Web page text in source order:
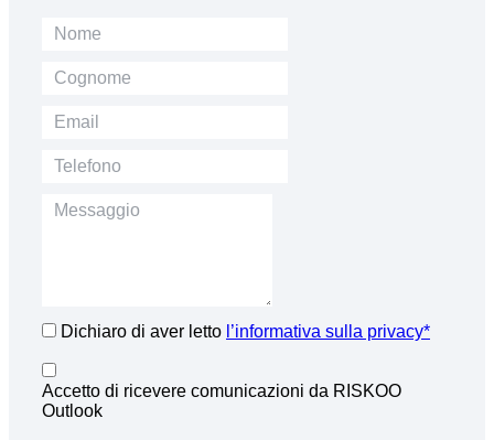
Dichiaro di aver letto l’informativa sulla privacy*
Accetto di ricevere comunicazioni da RISKOO
Outlook